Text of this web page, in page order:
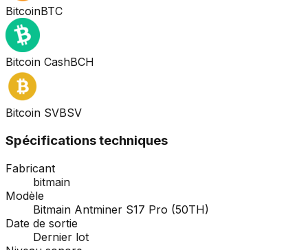
BitcoinBTC
Bitcoin CashBCH
Bitcoin SVBSV
Spécifications techniques
Fabricant
bitmain
Modèle
Bitmain Antminer S17 Pro (50TH)
Date de sortie
Dernier lot